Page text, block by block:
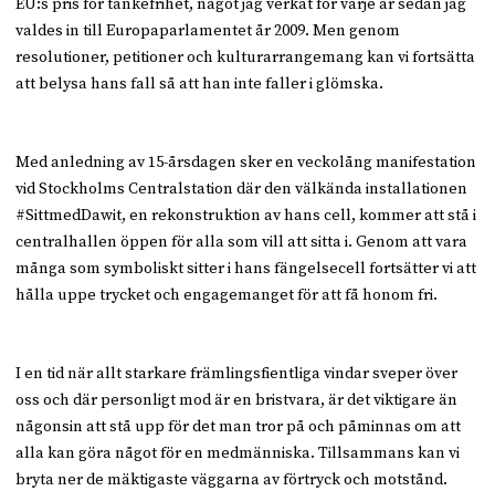
EU:s pris för tankefrihet, något jag verkat för varje år sedan jag
valdes in till Europaparlamentet år 2009. Men genom
resolutioner, petitioner och kulturarrangemang kan vi fortsätta
att belysa hans fall så att han inte faller i glömska.
Med anledning av 15-årsdagen sker en veckolång manifestation
vid Stockholms Centralstation där den välkända installationen
#SittmedDawit, en rekonstruktion av hans cell, kommer att stå i
centralhallen öppen för alla som vill att sitta i. Genom att vara
många som symboliskt sitter i hans fängelsecell fortsätter vi att
hålla uppe trycket och engagemanget för att få honom fri.
I en tid när allt starkare främlingsfientliga vindar sveper över
oss och där personligt mod är en bristvara, är det viktigare än
någonsin att stå upp för det man tror på och påminnas om att
alla kan göra något för en medmänniska. Tillsammans kan vi
bryta ner de mäktigaste väggarna av förtryck och motstånd.